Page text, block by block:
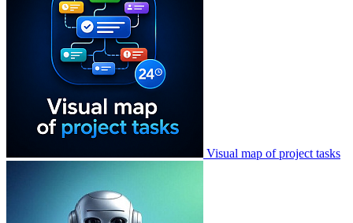
Visual map of project tasks